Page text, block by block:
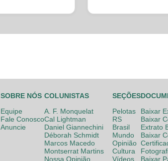
SOBRE NÓS
Equipe
Fale Conosco
Anuncie
COLUNISTAS
A. F. Monquelat
Cal Lightman
Daniel Giannechini
Déborah Schmidt
Marcos Macedo
Montserrat Martins
Nossa Opinião
SEÇÕES
Pelotas
RS
Brasil
Mundo
Opinião
Cultura
Vídeos
Baixar
Baixar
Extrato
Baixar
Baixar